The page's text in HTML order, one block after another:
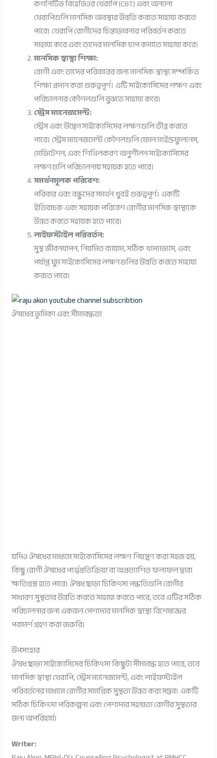
কগনিটিভ বিহেভিওর থেরাপি (CBT) এবং অন্যান্য
থেরাপিগুলি মানসিক অবস্থার উন্নতি করতে সাহায্য করতে
পারে। থেরাপি রোগীদের চিন্তাভাবনার পরিবর্তন করতে
সাহায্য করে এবং তাদের মানসিক চাপ কমাতে সাহায্য করে।
মানসিক স্বাস্থ্য শিক্ষা:
রোগী এবং তাদের পরিবারের জন্য মানসিক স্বাস্থ্য সম্পর্কিত
শিক্ষা প্রদান করা গুরুত্বপূর্ণ। এটি সাইকোসিসের লক্ষণ এবং
পরিচালনার কৌশলগুলি বুঝতে সাহায্য করে।
স্ট্রেস ম্যানেজমেন্ট:
স্ট্রেস এবং উদ্বেগ সাইকোসিসের লক্ষণগুলি তীব্র করতে
পারে। স্ট্রেস ম্যানেজমেন্ট কৌশলগুলি যেমন মাইন্ডফুলনেস,
মেডিটেশন, এবং শিথিলকরণ অনুশীলন সাইকোসিসের
লক্ষণগুলি পরিচালনায় সহায়ক হতে পারে।
সমর্থনমূলক পরিবেশ:
পরিবার এবং বন্ধুদের সমর্থন খুবই গুরুত্বপূর্ণ। একটি
ইতিবাচক এবং সহায়ক পরিবেশ রোগীর মানসিক স্বাস্থ্যকে
উন্নত করতে সহায়ক হতে পারে।
লাইফস্টাইল পরিবর্তন:
সুস্থ জীবনযাপন, নিয়মিত ব্যায়াম, সঠিক খাদ্যাভ্যাস, এবং
পর্যাপ্ত ঘুম সাইকোসিসের লক্ষণগুলির উন্নতি করতে সাহায্য
করতে পারে।
ঔষধের ভূমিকা এবং সীমাবদ্ধতা
যদিও ঔষধের মাধ্যমে সাইকোসিসের লক্ষণ নিয়ন্ত্রণ করা সহজ হয়,
কিছু রোগী ঔষধের পার্শ্বপ্রতিক্রিয়া বা অপ্রত্যাশিত ফলাফল দ্বারা
ক্ষতিগ্রস্ত হতে পারে। ঔষধ ছাড়া চিকিৎসা পদ্ধতিগুলি রোগীর
সাধারণ সুস্থতার উন্নতি করতে সাহায্য করতে পারে, তবে এটির সঠিক
পরিচালনার জন্য একজন পেশাদার মানসিক স্বাস্থ্য বিশেষজ্ঞের
পরামর্শ গ্রহণ করা জরুরি।
উপসংহার
ঔষধ ছাড়া সাইকোসিসের চিকিৎসা কিছুটা সীমাবদ্ধ হতে পারে, তবে
মানসিক স্বাস্থ্য থেরাপি, স্ট্রেস ম্যানেজমেন্ট, এবং লাইফস্টাইল
পরিবর্তনের মাধ্যমে রোগীর সামগ্রিক সুস্থতা উন্নত করা সম্ভব। একটি
সঠিক চিকিৎসা পরিকল্পনা এবং পেশাদার সহায়তা রোগীর সুস্থতার
জন্য অপরিহার্য।
Writer: